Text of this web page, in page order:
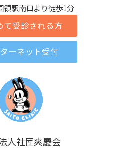
領駅南口より徒歩1分
人社団爽慶会